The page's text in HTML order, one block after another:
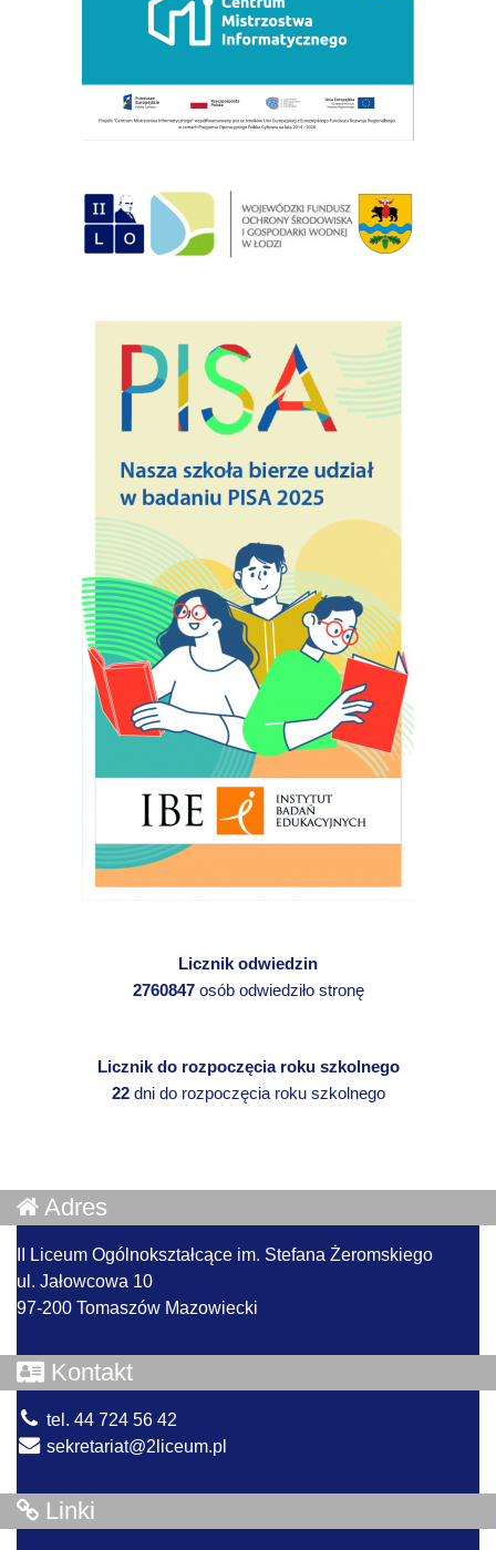
Licznik odwiedzin
2760847osób odwiedziło stronę
Licznik do rozpoczęcia roku szkolnego
22dni do rozpoczęcia roku szkolnego
Adres
II Liceum Ogólnokształcące im. Stefana Żeromskiego
ul. Jałowcowa 10
97-200 Tomaszów Mazowiecki
Kontakt
tel. 44 724 56 42
sekretariat@2liceum.pl
Linki